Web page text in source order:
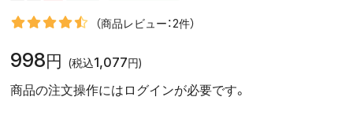
（商品レビュー：2件）
998円 (税込1,077円)
商品の注文操作にはログインが必要です。